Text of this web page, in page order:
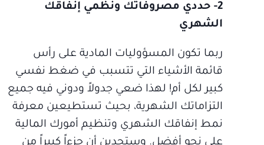
2- حددي مصروفاتك ونظمي إنفاقك
الشهري
ربما تكون المسؤوليات المادية على رأس
قائمة الأشياء التي تتسبب في ضغط نفسي
كبير لكل أم! لهذا ضعي جدولاً ودوني فيه جميع
التزاماتك الشهرية، بحيث تستطيعين معرفة
نمط إنفاقك الشهري وتنظيم أمورك المالية
على نحو أفضل. وستجدين أن جزءاً كبيراً من